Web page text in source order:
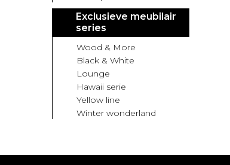
Exclusieve meubilair
series
Wood & More
Black & White
Lounge
Hawaii serie
Yellow line
Winter wonderland